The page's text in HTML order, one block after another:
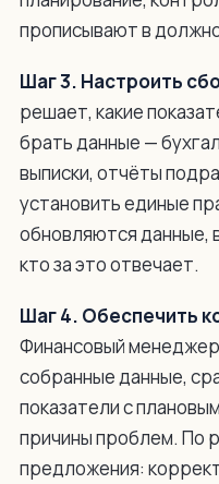
прописывают в
Шаг 3. Настроить
решает, какие
брать данные —
выписки, отчёты
установить единые
обновляются данные,
кто за это отвечает.
Шаг 4. Обеспечить
Финансовый
собранные данные,
показатели с
причины проблем. По
предложения: